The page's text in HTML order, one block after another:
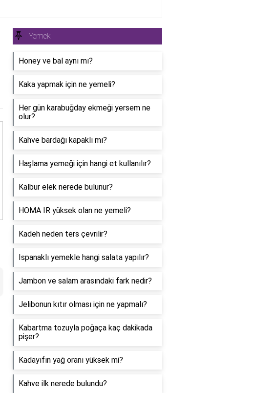
Yemek
Honey ve bal aynı mı?
Kaka yapmak için ne yemeli?
Her gün karabuğday ekmeği yersem ne
olur?
Kahve bardağı kapaklı mı?
Haşlama yemeği için hangi et kullanılır?
Kalbur elek nerede bulunur?
HOMA IR yüksek olan ne yemeli?
Kadeh neden ters çevrilir?
Ispanaklı yemekle hangi salata yapılır?
Jambon ve salam arasındaki fark nedir?
Jelibonun kıtır olması için ne yapmalı?
Kabartma tozuyla poğaça kaç dakikada
pişer?
Kadayıfın yağ oranı yüksek mi?
Kahve ilk nerede bulundu?